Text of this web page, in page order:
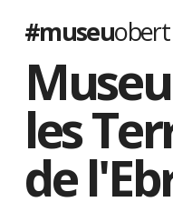
#museuobert
les
de